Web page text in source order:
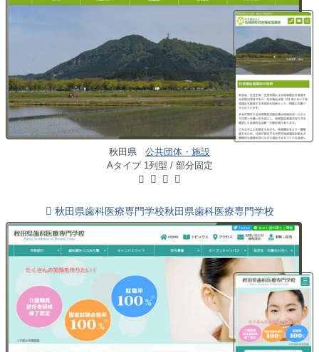
秋田県
公共団体・施設
Aタイプ 1列型 / 部分固定
秋田県歯科医療専門学校秋田県歯科医療専門学校